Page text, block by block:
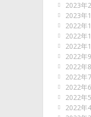
2023年
2023年
2022年
2022年
2022年
2022年
2022年
2022年
2022年
2022年
2022年